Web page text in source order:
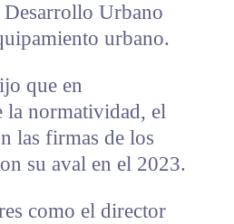
Urbano
urbano.
que en
la normatividad, el
las firmas de los
su aval en el 2023.
como el director